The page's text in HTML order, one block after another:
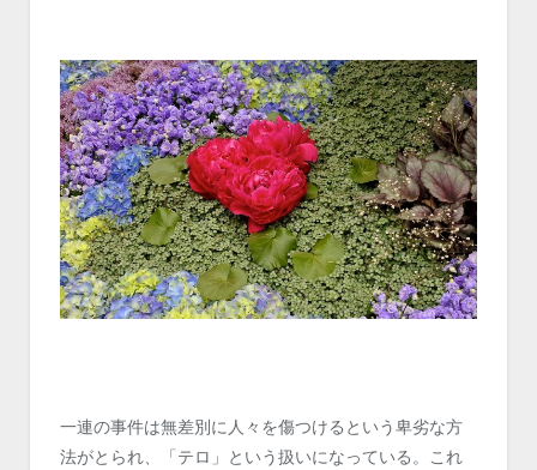
一連の事件は無差別に人々を傷つけるという卑劣な方
法がとられ、「テロ」という扱いになっている。これ